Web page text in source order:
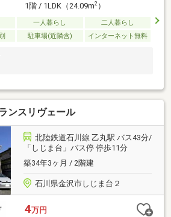
1階 / 1LDK（24.09m2）
一人暮らし
二人暮らし
駐車場(近隣含) インターネット無料
ンスリヴェール
北陸鉄道石川線 乙丸駅 バス43分/
「しじま台」バス停 停歩11分
築34年3ヶ月 / 2階建
石川県金沢市しじま台２
4万円